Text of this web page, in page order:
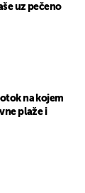
uz pečeno
na kojem
plaže i